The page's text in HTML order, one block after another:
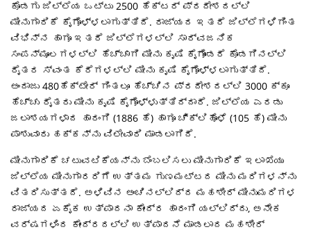
ಕೊಡಗು ಜಿಲ್ಲೆಯ ಒಟ್ಟು 2500 ಹೆಕ್ಟರ್ ಪ್ರದೇಶದಲ್ಲಿ
ಮೀನುಗಾರಿಕೆ ಕೈಗೊಳ್ಳಲಾಗುತ್ತಿದೆ. ರಾಜ್ಯದ ಇತರೆ ಜಿಲ್ಲೆಗಳಿಗಿಂತ
ವಿಭಿನ್ನ ಹಾಗೂ ಇತರೆ ಜಿಲ್ಲೆಗಳಲ್ಲಿ ಸಾರ್ವಜನಿಕ
ಸಂಪನ್ಮೂಲಗಳಲ್ಲಿ ಹೆಚ್ಚಾಗಿ ಮೀನು ಕೃಷಿ ಕೈಗೊಂಡರೆ ಕೊಡಗಿನಲ್ಲಿ
ರೈತರ ಸ್ವಂತ ಕೆರೆಗಳಲ್ಲಿ ಮೀನು ಕೃಷಿ ಕೈಗೊಳ್ಳಲಾಗುತ್ತಿದೆ.
ಅಂದಾಜು 480ಹೆಕ್ಟೇರ್ ಗಿಂತಲೂ ಹೆಚ್ಚಿನ ಪ್ರದೇಶದಲ್ಲಿ 3000 ಕ್ಕೂ
ಹೆಚ್ಚು ರೈತರು ಮೀನು ಕೃಷಿ ಕೈಗೊಳ್ಳುತ್ತಿದ್ದಾರೆ. ಜಿಲ್ಲೆಯ ಎರಡು
ಜಲಾಶಯಗಳಾದ ಹಾರಂಗಿ (1886 ಹೆ) ಹಾಗೂ ಚಿ್ಕ್ಲಿಹೊಳೆ (105 ಹೆ) ಮೀನು
ಪಾಶುವಾರು ಹಕ್ಕನ್ನು ವಿಲೇವಾರಿ ಮಾಡಲಾಗಿದೆ.
ಮೀನುಗಾರಿಕೆ ಚಟುವಟಿಕೆಯನ್ನು ಬೆಂಬಲಿಸಲು ಮೀನುಗಾರಿಕೆ ಇಲಾಖೆಯು
ಜಿಲ್ಲೆಯ ಮೀನುಗಾರರಿಗೆ ಉತ್ತಮ ಗುಣಮಟ್ಟದ ಮೀನು ಮರಿಗಳನ್ನು
ವಿತರಿಸುತ್ತದೆ. ಅಳಿವಿನ ಅಂಚಿನಲ್ಲಿದ್ದ ಮಹಶೀರ್ ಮೀನುಮರಿಗಳ
ರಾಜ್ಯದ ಏಕೈಕ ಉತ್ಪಾದನಾ ಕೇಂದ್ರ ಹಾರಂಗಿ ಯಲ್ಲಿದ್ದು, ಅನೇಕ
ವರ್ಷಗಳಿಂದ ಕೇಂದ್ರದಲ್ಲಿ ಉತ್ಪಾದನೆ ಮಾಡಲಾದ ಮಹಶೀರ್